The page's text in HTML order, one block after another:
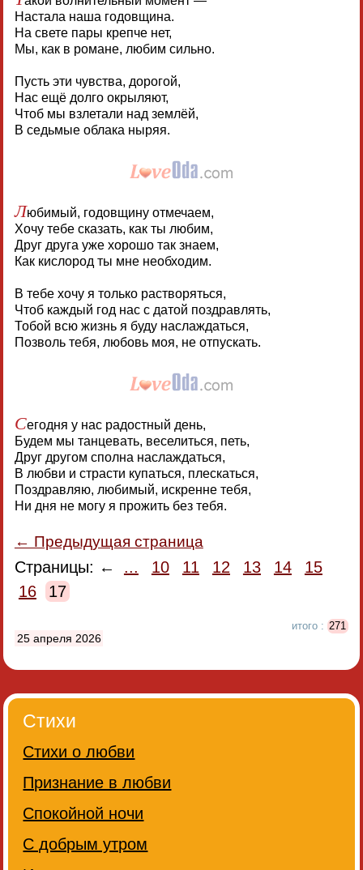
Настала наша годовщина.
На свете пары крепче нет,
Мы, как в романе, любим сильно.
Пусть эти чувства, дорогой,
Нас ещё долго окрыляют,
Чтоб мы взлетали над землёй,
В седьмые облака ныряя.
Любимый, годовщину отмечаем,
Хочу тебе сказать, как ты любим,
Друг друга уже хорошо так знаем,
Как кислород ты мне необходим.
В тебе хочу я только растворяться,
Чтоб каждый год нас с датой поздравлять,
Тобой всю жизнь я буду наслаждаться,
Позволь тебя, любовь моя, не отпускать.
Сегодня у нас радостный день,
Будем мы танцевать, веселиться, петь,
Друг другом сполна наслаждаться,
В любви и страсти купаться, плескаться,
Поздравляю, любимый, искренне тебя,
Ни дня не могу я прожить без тебя.
← Предыдущая страница
Страницы: ← ... 10 11 12 13 14
15
16
17
итого : 271
25 апреля 2026
Стихи
Стихи о любви
Признание в любви
Спокойной ночи
С добрым утром